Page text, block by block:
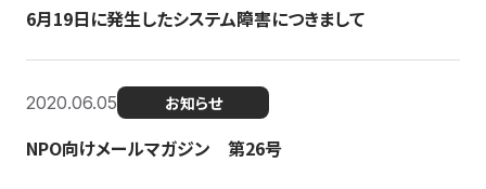
6月19日に発生したシステム障害につきまして
2020.06.05 お知らせ
NPO向けメールマガジン 第26号